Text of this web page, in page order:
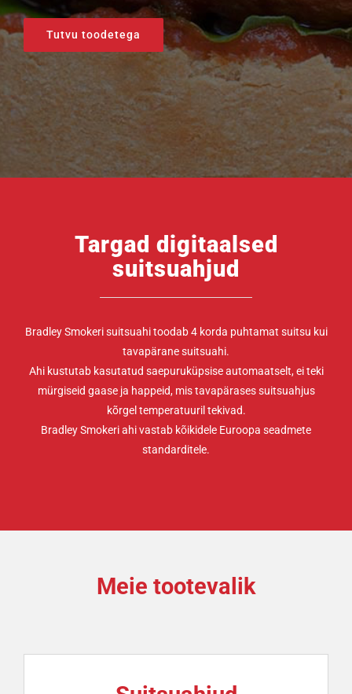
Tutvu toodetega
Targad digitaalsed
suitsuahjud
Bradley Smokeri suitsuahi toodab 4 korda puhtamat suitsu kui
tavapärane suitsuahi.
Ahi kustutab kasutatud saepuruküpsise automaatselt, ei teki
mürgiseid gaase ja happeid, mis tavapärases suitsuahjus
kõrgel temperatuuril tekivad.
Bradley Smokeri ahi vastab kõikidele Euroopa seadmete
standarditele.
Meie tootevalik